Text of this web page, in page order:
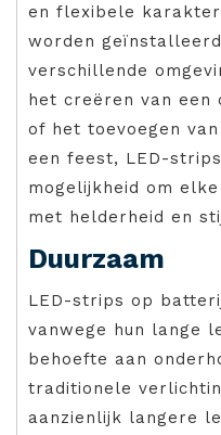
en flexibele
worden
verschillende
het creëren van een
of het toevoegen
een feest, LED-
mogelijkheid om
met helderheid en
Duurzaam
LED-strips op
vanwege hun lange
behoefte aan
traditionele
aanzienlijk langere